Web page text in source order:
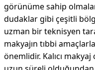
görünüme sahip
dudaklar gibi çeşitli
uzman bir teknisyen
makyajın tıbbi
önemlidir. Kalıcı